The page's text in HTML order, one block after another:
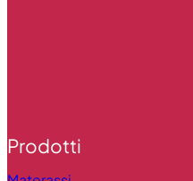
Prodotti